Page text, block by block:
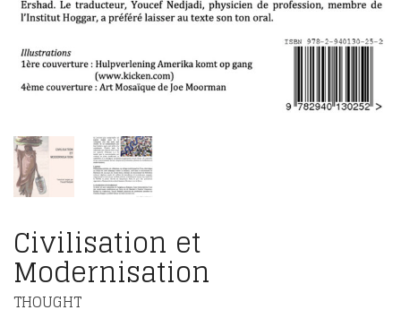
Civilisation et
Modernisation
THOUGHT